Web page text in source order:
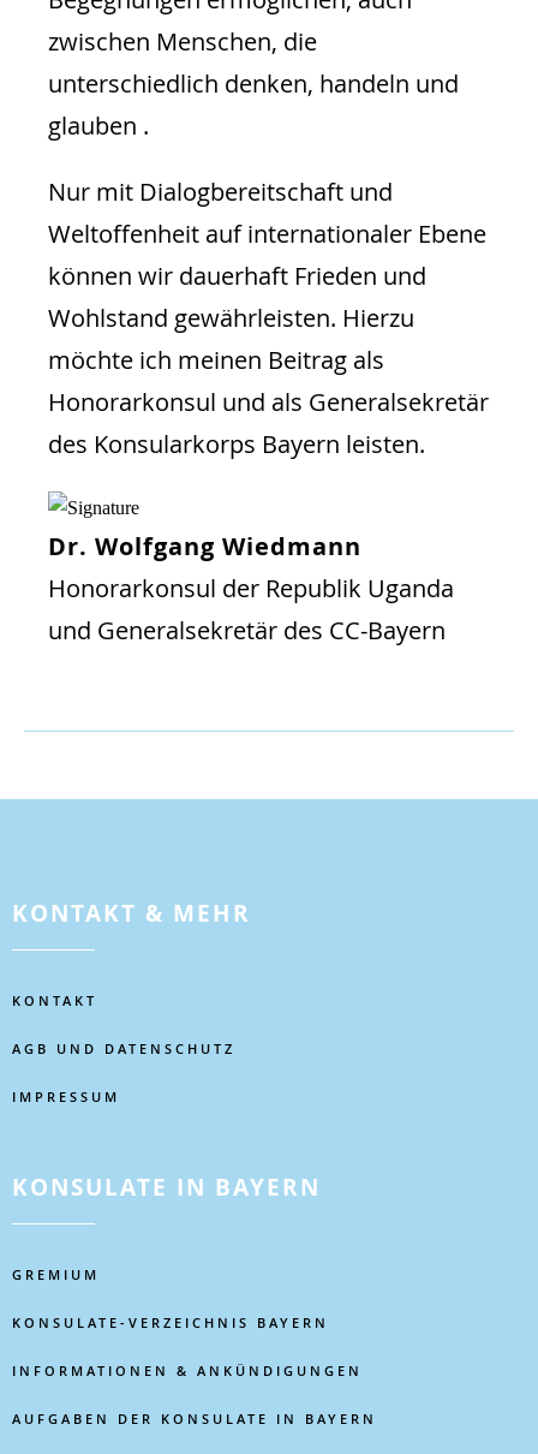
zwischen Menschen, die
unterschiedlich denken, handeln und
glauben .
Nur mit Dialogbereitschaft und
Weltoffenheit auf internationaler Ebene
können wir dauerhaft Frieden und
Wohlstand gewährleisten. Hierzu
möchte ich meinen Beitrag als
Honorarkonsul und als Generalsekretär
des Konsularkorps Bayern leisten.
Dr. Wolfgang Wiedmann
Honorarkonsul der Republik Uganda
und Generalsekretär des CC-Bayern
KONTAKT & MEHR
KONTAKT
AGB UND DATENSCHUTZ
IMPRESSUM
KONSULATE IN BAYERN
GREMIUM
KONSULATE-VERZEICHNIS BAYERN
INFORMATIONEN & ANKÜNDIGUNGEN
AUFGABEN DER KONSULATE IN BAYERN